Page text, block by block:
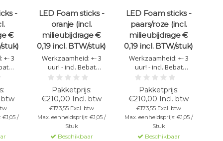
-
€
+- 3
cm -
led
btw
/
LED Foam sticks -
oranje (incl.
milieubijdrage €
0,19 incl. BTW/stuk)
Werkzaamheid: +- 3
uur! - incl. Bebat
bijdrage € 0,19 incl.
BTW/stick - Lengte:
48cm - Diameter: 4 cm -
Bevat 3 oranje led
lichtjes - 3 verschillende
led standen.
€210,00 Incl. btw
€173,55 Excl. btw
Max. eenheidsprijs: €1,05 /
Stuk
Beschikbaar
LED Foam sticks -
paars/roze (incl.
milieubijdrage €
0,19 incl. BTW/stuk)
Werkzaamheid: +- 3
uur! - incl. Bebat
bijdrage € 0,19 incl.
BTW/stick - Lengte:
48cm - Diameter: 4 cm -
Bevat 3 paars/roze led
lampen - 3
verschillende led
standen.
€210,00 Incl. btw
€173,55 Excl. btw
Max. eenheidsprijs: €1,05 /
Stuk
Beschikbaar